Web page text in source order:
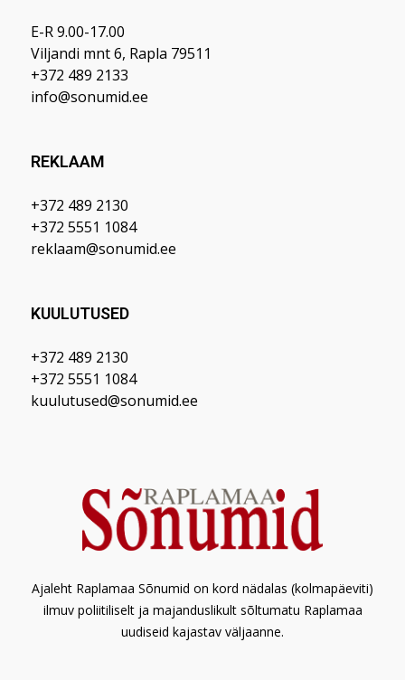
E-R 9.00-17.00
Viljandi mnt 6, Rapla 79511
+372 489 2133
info@sonumid.ee
REKLAAM
+372 489 2130
+372 5551 1084
reklaam@sonumid.ee
KUULUTUSED
+372 489 2130
+372 5551 1084
kuulutused@sonumid.ee
Ajaleht Raplamaa Sõnumid on kord nädalas (kolmapäeviti)
ilmuv poliitiliselt ja majanduslikult sõltumatu Raplamaa
uudiseid kajastav väljaanne.